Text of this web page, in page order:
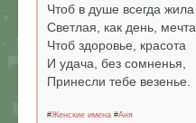
Чтоб в душе всегда жила
Светлая, как день, мечта,
Чтоб здоровье, красота
И удача, без сомненья,
Принесли тебе везенье.
#Женские имена #Аня